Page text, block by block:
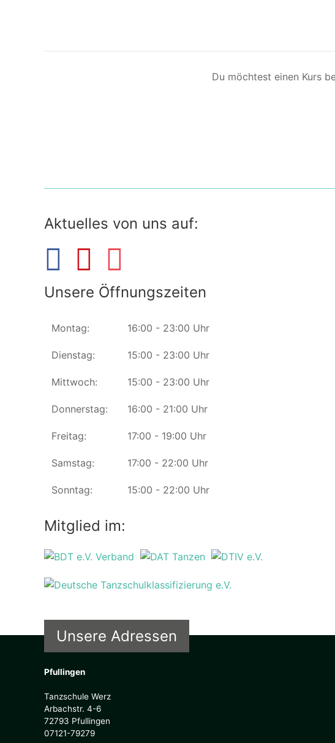
Du möchtest einen Kurs
Aktuelles von uns auf:
Unsere Öffnungszeiten
Montag: 16:00 - 23:00 Uhr
Dienstag: 15:00 - 23:00 Uhr
Mittwoch: 15:00 - 23:00 Uhr
Donnerstag: 16:00 - 21:00 Uhr
Freitag: 17:00 - 19:00 Uhr
Samstag: 17:00 - 22:00 Uhr
Sonntag: 15:00 - 22:00 Uhr
Mitglied im:
Unsere Adressen
Pfullingen
Tanzschule Werz
Arbachstr. 4-6
72793 Pfullingen
07121-79279